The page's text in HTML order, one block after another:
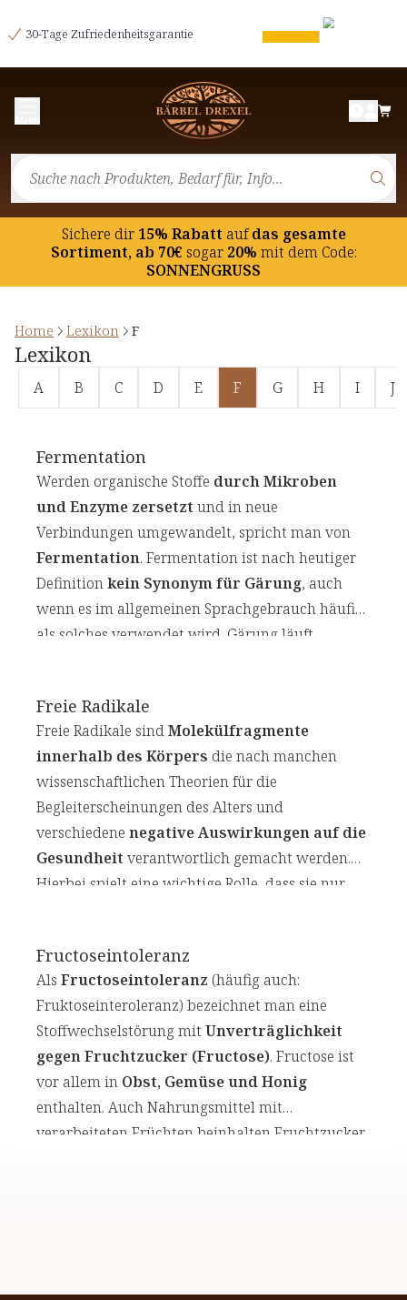
30-Tage Zufriedenheitsgarantie
Sichere dir15% Rabatt aufdas gesamte
Sortiment, ab 70€ sogar20% mit dem Code:
SONNENGRUSS
Home Lexikon F
Lexikon
A B C D E F G H I J
Fermentation
Werden organische Stoffe durch Mikroben
und Enzyme zersetzt und in neue
Verbindungen umgewandelt, spricht man von
Fermentation. Fermentation ist nach heutiger
Definitionkein Synonym für Gärung, auch
wenn es im allgemeinen Sprachgebrauch häufig
als solches verwendet wird. Gärung läuft
zählen aberauch teilweise oder vollständig
aerobeVorgänge, bei denen der Sauerstoff nicht
ausgeschlossen ist.
Freie Radikale
Freie Radikale sindMolekülfragmente
innerhalb des Körpers die nach manchen
wissenschaftlichen Theorien für die
Begleiterscheinungen des Alters und
verschiedene negative Auswirkungen auf die
Gesundheit verantwortlich gemacht werden.
Hierbei spielt eine wichtige Rolle, dass sie nur
Elektronzu einem Elektronenpaar zu
verbinden, fehlt ihnen also ein Teilchen.
Fructoseintoleranz
Als Fructoseintoleranz (häufig auch:
Fruktoseinteroleranz) bezeichnet man eine
Stoffwechselstörung mit Unverträglichkeit
gegen Fruchtzucker (Fructose). Fructose ist
vor allem in Obst, Gemüse und Honig
enthalten. Auch Nahrungsmittel mit
verarbeiteten Früchten beinhalten Fruchtzucker,